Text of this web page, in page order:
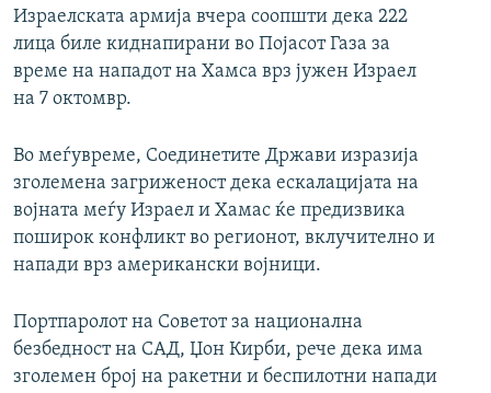
Израелската армија вчера соопшти дека 222
лица биле киднапирани во Појасот Газа за
време на нападот на Хамса врз јужен Израел
на 7 октомвр.
Во меѓувреме, Соединетите Држави изразија
зголемена загриженост дека ескалацијата на
војната меѓу Израел и Хамас ќе предизвика
поширок конфликт во регионот, вклучително и
напади врз американски војници.
Портпаролот на Советот за национална
безбедност на САД, Џон Кирби, рече дека има
зголемен број на ракетни и беспилотни напади